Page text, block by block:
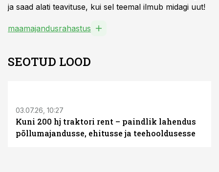
ja saad alati teavituse, kui sel teemal ilmub midagi uut!
maamajandusrahastus
SEOTUD LOOD
03.07.26, 10:27
Kuni 200 hj traktori rent – paindlik lahendus
põllumajandusse, ehitusse ja teehooldusesse